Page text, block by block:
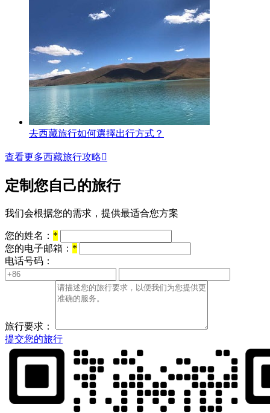
去西藏旅行如何選擇出行方式？
查看更多西藏旅行攻略
定制您自己的旅行
我们会根据您的需求，提供最适合您方案
您的姓名： *
您的电子邮箱： *
电话号码：
旅行要求：
提交您的旅行